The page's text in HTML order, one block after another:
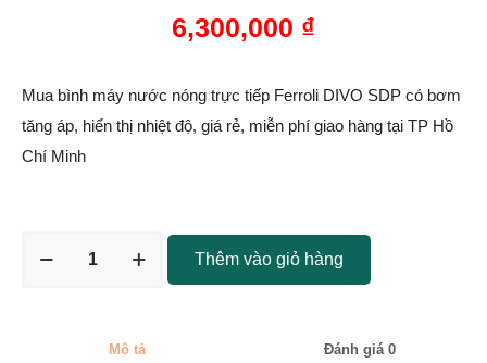
6,300,000 ₫
Mua bình máy nước nóng trực tiếp Ferroli DIVO SDP có bơm
tăng áp, hiển thị nhiệt độ, giá rẻ, miễn phí giao hàng tại TP Hồ
Chí Minh
Thêm vào giỏ hàng
Mô tả Đánh giá 0